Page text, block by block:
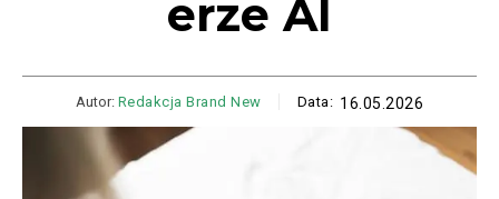
erze AI
Autor: Redakcja Brand New Data: 16.05.2026